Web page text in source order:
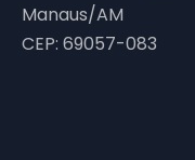
Manaus/AM
CEP: 69057-083